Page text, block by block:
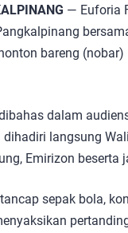
— Euforia
bareng
dalam
langsung
Emirizon beserta
sepak bola,